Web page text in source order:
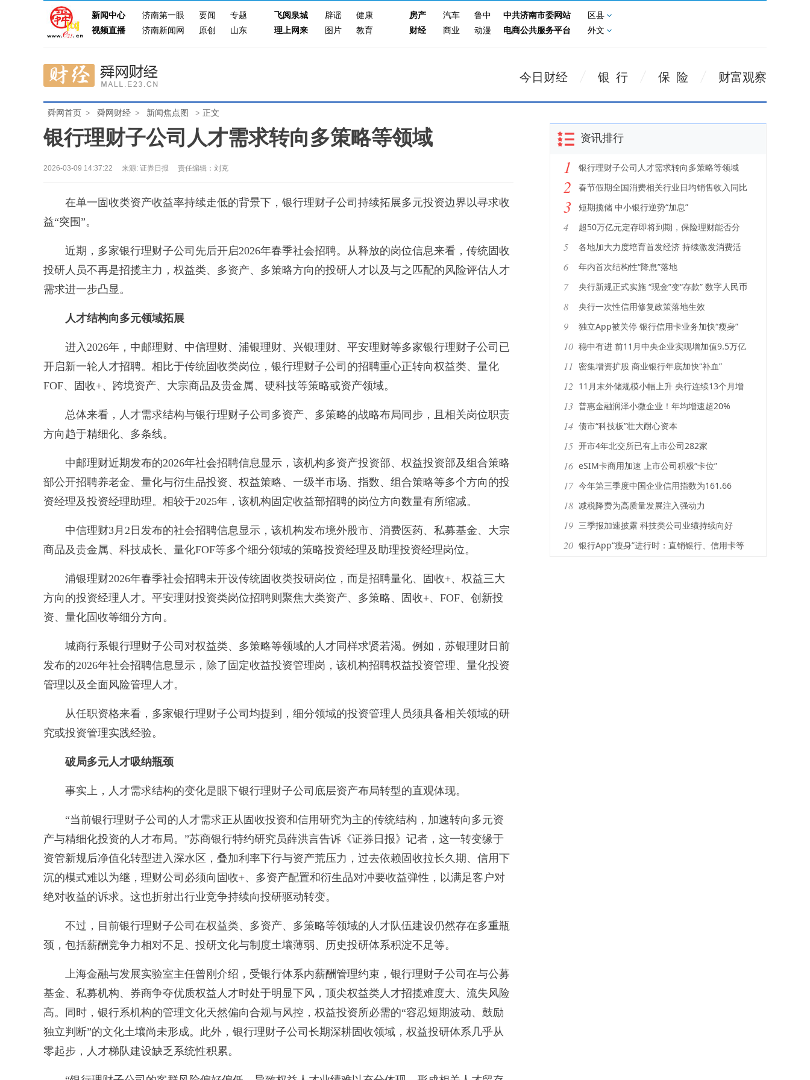
新闻中心 济南第一眼 要闻 专题 飞阅泉城 辟谣 健康 房产 汽车 鲁中 中共济南市委网站
区县
视频直播
济南新闻网 原创 山东 理上网来 图片 教育 财经 商业 动漫 电商公共服务平台 外文
今日财经 银 行 保 险 财富观察
舜网首页 > 舜网财经 > 新闻焦点图 > 正文
银行理财子公司人才需求转向多策略等领域
2026-03-09 14:37:22 来源: 证券日报 责任编辑：刘克
在单一固收类资产收益率持续走低的背景下，银行理财子公司持续拓展多元投资边界以寻求收
益“突围”。
近期，多家银行理财子公司先后开启2026年春季社会招聘。从释放的岗位信息来看，传统固收
投研人员不再是招揽主力，权益类、多资产、多策略方向的投研人才以及与之匹配的风险评估人才
需求进一步凸显。
人才结构向多元领域拓展
进入2026年，中邮理财、中信理财、浦银理财、兴银理财、平安理财等多家银行理财子公司已
开启新一轮人才招聘。相比于传统固收类岗位，银行理财子公司的招聘重心正转向权益类、量化
FOF、固收+、跨境资产、大宗商品及贵金属、硬科技等策略或资产领域。
总体来看，人才需求结构与银行理财子公司多资产、多策略的战略布局同步，且相关岗位职责
方向趋于精细化、多条线。
中邮理财近期发布的2026年社会招聘信息显示，该机构多资产投资部、权益投资部及组合策略
部公开招聘养老金、量化与衍生品投资、权益策略、一级半市场、指数、组合策略等多个方向的投
资经理及投资经理助理。相较于2025年，该机构固定收益部招聘的岗位方向数量有所缩减。
中信理财3月2日发布的社会招聘信息显示，该机构发布境外股市、消费医药、私募基金、大宗
商品及贵金属、科技成长、量化FOF等多个细分领域的策略投资经理及助理投资经理岗位。
浦银理财2026年春季社会招聘未开设传统固收类投研岗位，而是招聘量化、固收+、权益三大
方向的投资经理人才。平安理财投资类岗位招聘则聚焦大类资产、多策略、固收+、FOF、创新投
资、量化固收等细分方向。
城商行系银行理财子公司对权益类、多策略等领域的人才同样求贤若渴。例如，苏银理财日前
发布的2026年社会招聘信息显示，除了固定收益投资管理岗，该机构招聘权益投资管理、量化投资
管理以及全面风险管理人才。
从任职资格来看，多家银行理财子公司均提到，细分领域的投资管理人员须具备相关领域的研
究或投资管理实践经验。
破局多元人才吸纳瓶颈
事实上，人才需求结构的变化是眼下银行理财子公司底层资产布局转型的直观体现。
“当前银行理财子公司的人才需求正从固收投资和信用研究为主的传统结构，加速转向多元资
产与精细化投资的人才布局。”苏商银行特约研究员薛洪言告诉《证券日报》记者，这一转变缘于
资管新规后净值化转型进入深水区，叠加利率下行与资产荒压力，过去依赖固收拉长久期、信用下
沉的模式难以为继，理财公司必须向固收+、多资产配置和衍生品对冲要收益弹性，以满足客户对
绝对收益的诉求。这也折射出行业竞争持续向投研驱动转变。
不过，目前银行理财子公司在权益类、多资产、多策略等领域的人才队伍建设仍然存在多重瓶
颈，包括薪酬竞争力相对不足、投研文化与制度土壤薄弱、历史投研体系积淀不足等。
上海金融与发展实验室主任曾刚介绍，受银行体系内薪酬管理约束，银行理财子公司在与公募
基金、私募机构、券商争夺优质权益人才时处于明显下风，顶尖权益类人才招揽难度大、流失风险
高。同时，银行系机构的管理文化天然偏向合规与风控，权益投资所必需的“容忍短期波动、鼓励
独立判断”的文化土壤尚未形成。此外，银行理财子公司长期深耕固收领域，权益投研体系几乎从
零起步，人才梯队建设缺乏系统性积累。
资讯排行
1 银行理财子公司人才需求转向多策略等领域
2
春节假期全国消费相关行业日均销售收入同比
增长13.7%
3 短期揽储 中小银行逆势“加息”
4
超50万亿元定存即将到期，保险理财能否分
一杯羹？
5
各地加大力度培育首发经济 持续激发消费活
力
6 年内首次结构性“降息”落地
7
央行新规正式实施 “现金”变“存款” 数字人民币
迈入2.0时代
8 央行一次性信用修复政策落地生效
9 独立App被关停 银行信用卡业务加快“瘦身”
10 稳中有进 前11月中央企业实现增加值9.5万亿
元
11 密集增资扩股 商业银行年底加快“补血”
12 11月末外储规模小幅上升 央行连续13个月增
持黄金
13 普惠金融润泽小微企业！年均增速超20%
14 债市“科技板”壮大耐心资本
15 开市4年北交所已有上市公司282家
16 eSIM卡商用加速 上市公司积极“卡位”
17 今年第三季度中国企业信用指数为161.66
18 减税降费为高质量发展注入强动力
19 三季报加速披露 科技类公司业绩持续向好
20 银行App“瘦身”进行时：直销银行、信用卡等